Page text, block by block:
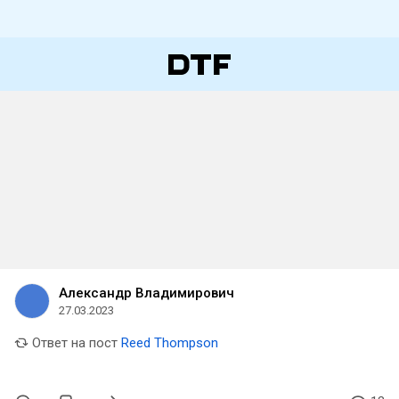
Александр Владимирович
27.03.2023
Ответ на пост Reed Thompson